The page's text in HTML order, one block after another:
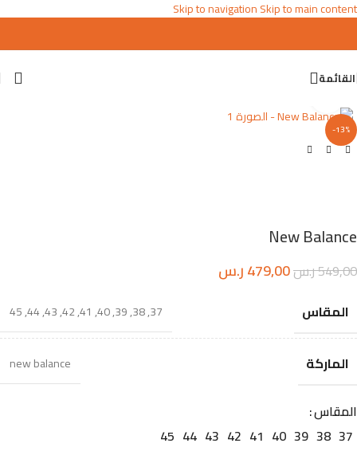
Skip to navigationSkip to main content
القائمة
-13%
New Balance
549,00ر.س479,00ر.س
المقاس 37
,
38
,
39
,
40
,
41
,
42
,
43
,
44
,
45
الماركة new balance
المقاس
37
38
39
40
41
42
43
44
45